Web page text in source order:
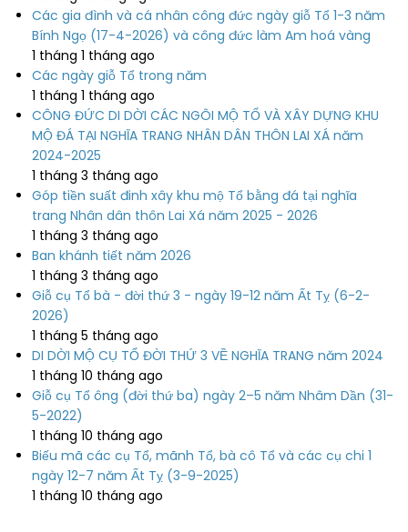
Các gia đình và cá nhân công đức ngày giỗ Tổ 1-3 năm
Bính Ngọ (17-4-2026) và công đức làm Am hoá vàng
1 tháng 1 tháng ago
Các ngày giỗ Tổ trong năm
1 tháng 1 tháng ago
CÔNG ĐỨC DI DỜI CÁC NGÔI MỘ TỔ VÀ XÂY DỰNG KHU
MỘ ĐÁ TẠI NGHĨA TRANG NHÂN DÂN THÔN LAI XÁ năm
2024-2025
1 tháng 3 tháng ago
Góp tiền suất đinh xây khu mộ Tổ bằng đá tại nghĩa
trang Nhân dân thôn Lai Xá năm 2025 - 2026
1 tháng 3 tháng ago
Ban khánh tiết năm 2026
1 tháng 3 tháng ago
Giỗ cụ Tổ bà - đời thứ 3 - ngày 19-12 năm Ất Tỵ (6-2-
2026)
1 tháng 5 tháng ago
DI DỜI MỘ CỤ TỔ ĐỜI THỨ 3 VỀ NGHĨA TRANG năm 2024
1 tháng 10 tháng ago
Giỗ cụ Tổ ông (đời thứ ba) ngày 2–5 năm Nhâm Dần (31-
5-2022)
1 tháng 10 tháng ago
Biếu mã các cụ Tổ, mãnh Tổ, bà cô Tổ và các cụ chi 1
ngày 12-7 năm Ất Tỵ (3-9-2025)
1 tháng 10 tháng ago